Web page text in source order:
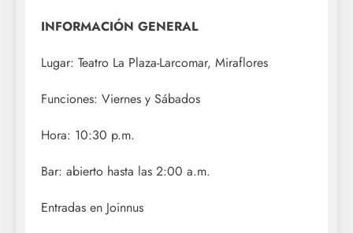
INFORMACIÓN GENERAL
Lugar: Teatro La Plaza-Larcomar, Miraflores
Funciones: Viernes y Sábados
Hora: 10:30 p.m.
Bar: abierto hasta las 2:00 a.m.
Entradas en Joinnus